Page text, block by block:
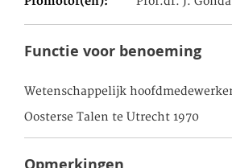
Functie voor benoeming
Wetenschappelijk
Oosterse Talen te Utrecht 1970